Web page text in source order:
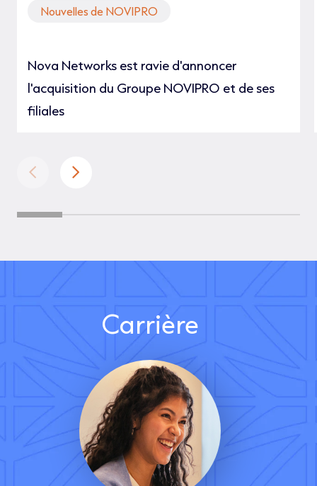
Nouvelles de NOVIPRO
Nova Networks est ravie d'annoncer
l'acquisition du Groupe NOVIPRO et de ses
filiales
Carrière